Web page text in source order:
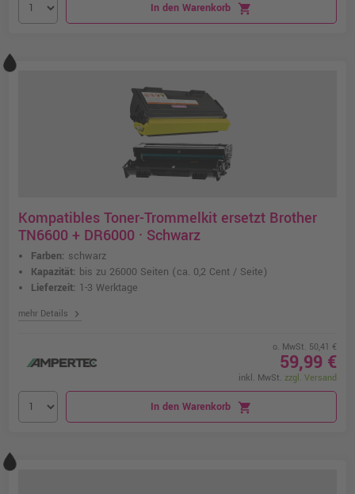
In den Warenkorb shopping_cart
Kompatibles Toner-Trommelkit ersetzt Brother
TN6600 + DR6000 · Schwarz
Farben: schwarz
Kapazität: bis zu 26000 Seiten (ca. 0,2 Cent / Seite)
Lieferzeit: 1-3 Werktage
mehr Details chevron_right
o. MwSt. 50,41 €
59,99 €
inkl. MwSt. zzgl. Versand
In den Warenkorb shopping_cart